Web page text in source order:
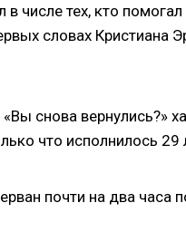
числе тех, кто
словах Кристиана
снова вернулись?»
что исполнилось 29
почти на два часа